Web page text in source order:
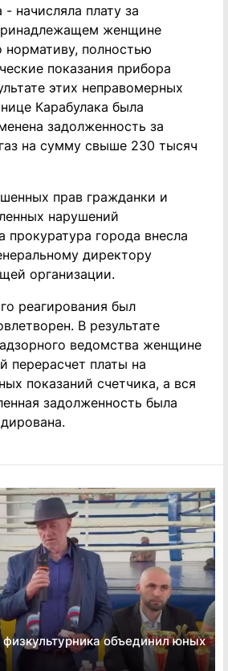
объединил юных
начисляла плату за
женщине
полностью
показания прибора
этих неправомерных
Карабулака была
задолженность за
на сумму свыше 230 тысяч
прав гражданки и
нарушений
прокуратура города внесла
директору
организации.
реагирования был
В результате
ведомства женщине
перерасчет платы на
показаний счетчика, а вся
задолженность была